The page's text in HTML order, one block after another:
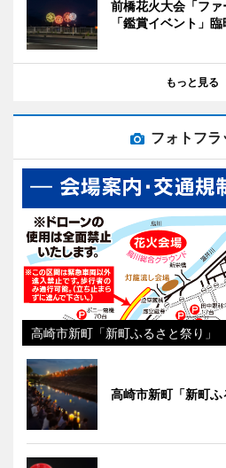
前橋花火大会「フ
「鑑賞イベント」
もっと見る
フォトフラ
高崎市新町「新町ふるさと祭り」
高崎市新町「新町ふ